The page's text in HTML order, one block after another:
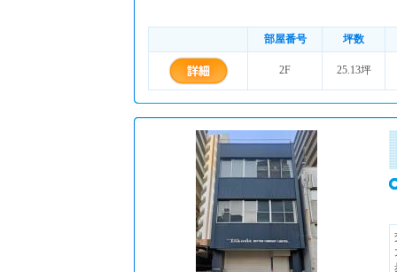
部屋番号 坪数
2F 25.13坪